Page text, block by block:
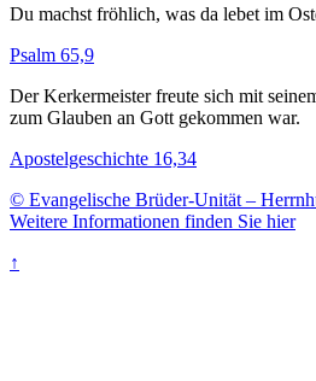
Du machst fröhlich, was da lebet im
Psalm 65,9
Der Kerkermeister freute sich mit
zum Glauben an Gott gekommen war.
Apostelgeschichte 16,34
© Evangelische Brüder-Unität –
Weitere Informationen finden Sie hier
↑